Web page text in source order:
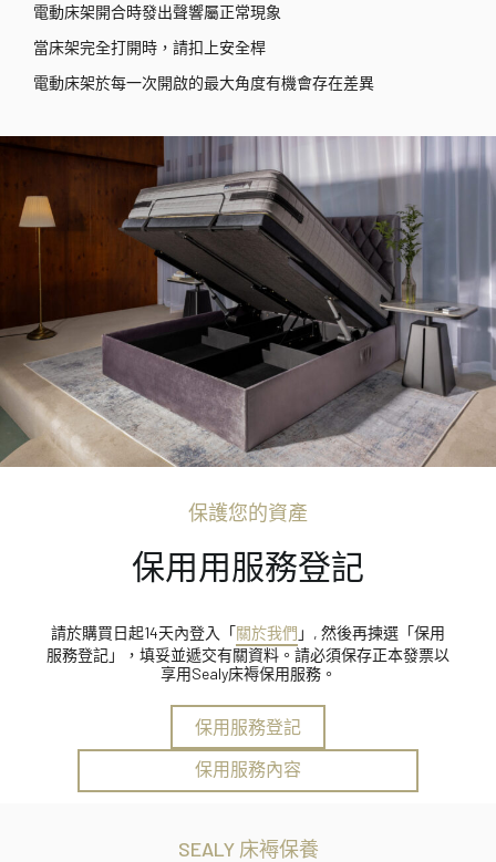
電動床架開合時發出聲響屬正常現象
當床架完全打開時，請扣上安全桿
電動床架於每一次開啟的最大角度有機會存在差異
保護您的資產
保用用服務登記
請於購買日起14天內登入「關於我們 」, 然後再揀選「保用
服務登記」，填妥並遞交有關資料。請必須保存正本發票以
享用Sealy床褥保用服務。
保用服務登記
保用服務內容
SEALY 床褥保養